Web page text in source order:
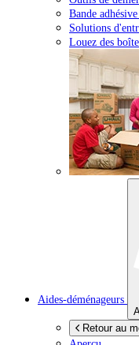
Bande
Solutions
Louez des
Aides-déménageurs
Retour au